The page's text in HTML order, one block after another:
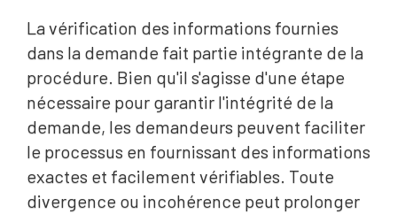
La vérification des informations fournies
dans la demande fait partie intégrante de la
procédure. Bien qu'il s'agisse d'une étape
nécessaire pour garantir l'intégrité de la
demande, les demandeurs peuvent faciliter
le processus en fournissant des informations
exactes et facilement vérifiables. Toute
divergence ou incohérence peut prolonger